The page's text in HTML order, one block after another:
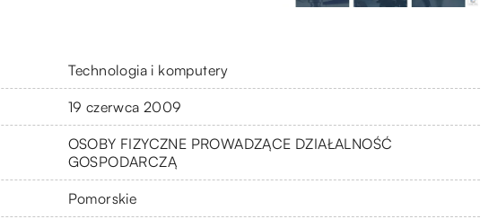
Technologia i komputery
19 czerwca 2009
OSOBY FIZYCZNE PROWADZĄCE DZIAŁALNOŚĆ
GOSPODARCZĄ
Pomorskie